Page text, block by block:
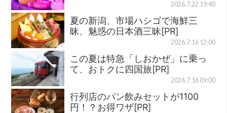
2026.7.22 19:40
夏の新潟、市場ハシゴで海鮮三
昧、魅惑の日本酒三昧[PR]
2026.7.16 12:00
この夏は特急「しおかぜ」に乗っ
て、おトクに四国旅[PR]
2026.7.16 09:00
行列店のパン飲みセットが1100
円！？お得ワザ[PR]